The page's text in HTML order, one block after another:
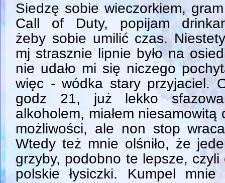
Siedzę sobie wieczorkiem,
Call of Duty, popijam
żeby sobie umilić czas.
mj strasznie lipnie było na
nie udało mi się niczego
więc - wódka stary przyjaciel.
godz 21, już lekko
alkoholem, miałem
możliwości, ale non stop
Wtedy też mnie olśniło, że
grzyby, podobno te lepsze,
polskie łysiczki. Kumpel